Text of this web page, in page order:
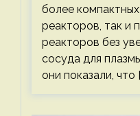
более
реакторов, так и
реакторов без
сосуда для
они показали, что